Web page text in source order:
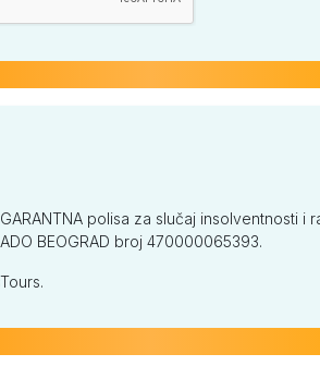
polisa za slučaj insolventnosti
BEOGRAD broj 470000065393.